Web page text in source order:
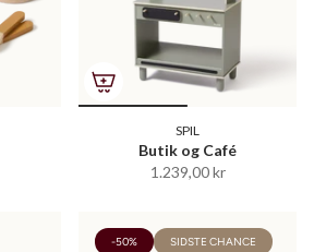
SPIL
Butik og Café
1.239,00 kr
-50% SIDSTE CHANCE